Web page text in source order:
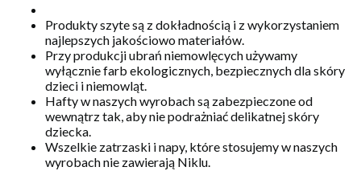
Produkty szyte są z dokładnością i z wykorzystaniem
najlepszych jakościowo materiałów.
Przy produkcji ubrań niemowlęcych używamy
wyłącznie farb ekologicznych, bezpiecznych dla skóry
dzieci i niemowląt.
Hafty w naszych wyrobach są zabezpieczone od
wewnątrz tak, aby nie podrażniać delikatnej skóry
dziecka.
Wszelkie zatrzaski i napy, które stosujemy w naszych
wyrobach nie zawierają Niklu.